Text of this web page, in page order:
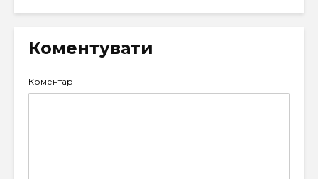
Коментувати
Коментар